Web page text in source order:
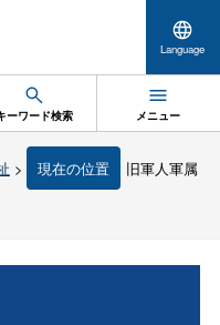
Language
ーワード検索 メニュー
> 現在の位置
旧軍人軍属